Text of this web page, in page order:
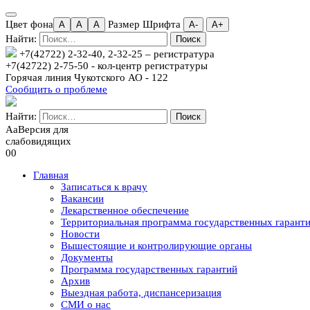
Цвет фона A A A Размер Шрифта А- А+
Найти:
+7(42722) 2-32-40, 2-32-25 – регистратура
+7(42722) 2-75-50 - кол-центр регистратуры
Горячая линия Чукотского АО - 122
Сообщить о проблеме
Найти:
AaВерсия для
слабовидящих
00
Главная
Записаться к врачу
Вакансии
Лекарственное обеспечение
Территориальная программа государственных
Новости
Вышестоящие и контролирующие органы
Документы
Программа государственных гарантий
Архив
Выездная работа, диспансеризация
СМИ о нас